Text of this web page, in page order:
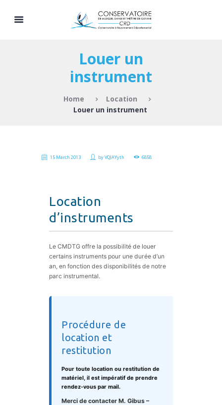
Louer un
instrument
Home
Location
Louer un instrument
15 March 2013 byVQJAYyth 6858
Location
d’instruments
Le CMDTG offre la possibilité de louer
certains instruments pour une durée d’un
an, en fonction des disponibilités de notre
parc instrumental.
Procédure de
location et
restitution
Pour toute location ou restitution de
matériel, il est impératif de prendre
rendez-vous par mail.
Merci de contacter M. Gibus –